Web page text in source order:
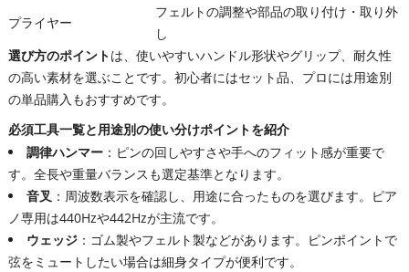
プライヤー
フェルトの調整や部品の取り付け・取り外
し
選び方のポイントは、使いやすいハンドル形状やグリップ、耐久性
の高い素材を選ぶことです。初心者にはセット品、プロには用途別
の単品購入もおすすめです。
必須工具一覧と用途別の使い分けポイントを紹介
調律ハンマー：ピンの回しやすさや手へのフィット感が重要で
す。全長や重量バランスも選定基準となります。
音叉：周波数表示を確認し、用途に合ったものを選びます。ピア
ノ専用は440Hzや442Hzが主流です。
ウェッジ：ゴム製やフェルト製などがあります。ピンポイントで
弦をミュートしたい場合は細身タイプが便利です。